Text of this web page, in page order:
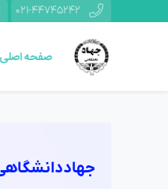
021-44745242
صفحه اصلی
جهاددانشگاهی